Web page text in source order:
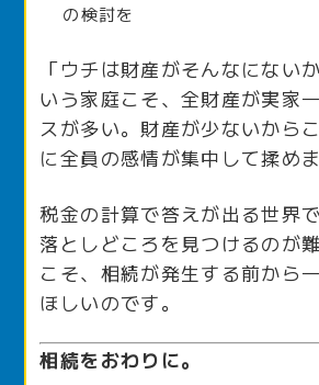
の検討を
「ウチは財産がそんなにない
いう家庭こそ、全財産が実家
スが多い。財産が少ないから
に全員の感情が集中して揉めま
税金の計算で答えが出る世界
落としどころを見つけるのが
こそ、相続が発生する前から
ほしいのです。
相続をおわりに。